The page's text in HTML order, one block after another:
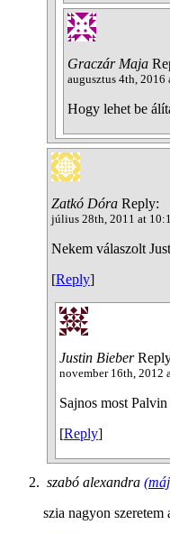
Graczár Maja
augusztus 4th, 2016
Hogy lehet be
Zatkó Dóra Reply:
július 28th, 2011 at
Nekem válaszolt
[Reply]
Justin Bieber
november 16th, 2012
Sajnos most
[Reply]
szabó alexandra
szia nagyon szeretem